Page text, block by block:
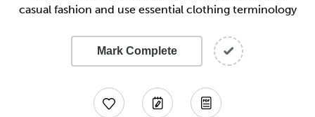
casual fashion and use essential clothing terminology
Mark Complete